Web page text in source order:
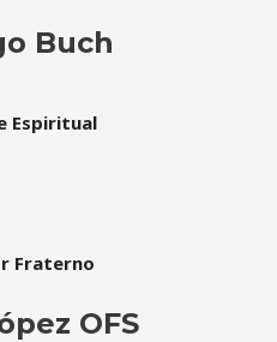
Buch
Espiritual
Fraterno
OFS